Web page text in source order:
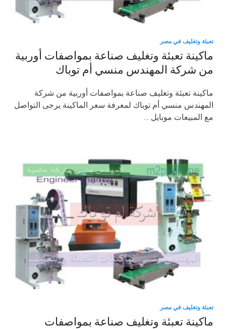
تعبئة وتغليف في مصر
ماكينة تعبئة وتغليف صناعة بمواصفات أوربية
من شركة المهندس منسي أم توباك
ماكينة تعبئة وتغليف صناعة بمواصفات أوربية من شركة
المهندس منسي أم توباك لمعرفة سعر الماكينة يرجى التواصل
مع المبيعات موبايل …
تعبئة وتغليف في مصر
ماكينة تعبئة وتغليف صناعة بمواصفات